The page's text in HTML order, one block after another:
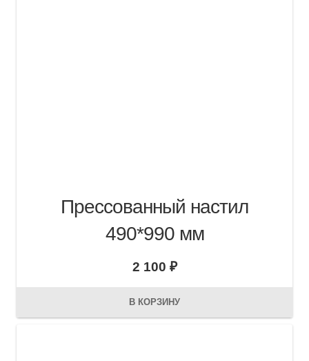
Прессованный настил
490*990 мм
2 100 ₽
В КОРЗИНУ